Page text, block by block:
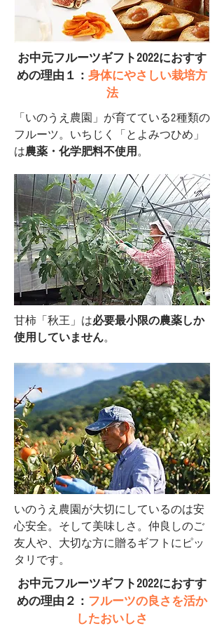
お中元フルーツギフト2022におすす
めの理由１： 身体にやさしい栽培方
法
「いのうえ農園」が育てている2種類の
フルーツ。いちじく「とよみつひめ」
は農薬・化学肥料不使用 。
甘柿「秋王」は必要最小限の農薬しか
使用していません。
いのうえ農園が大切にしているのは安
心安全。そして美味しさ。仲良しのご
友人や、大切な方に贈るギフトにピッ
タリです。
お中元フルーツギフト2022におすす
めの理由２： フルーツの良さを活か
したおいしさ